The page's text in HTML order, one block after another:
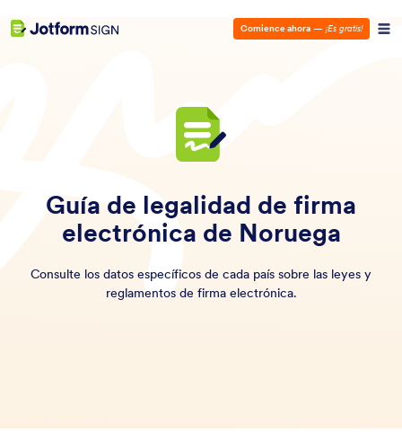
Comience ahora — ¡Es gratis!
Guía de legalidad de firma
electrónica de Noruega
Consulte los datos específicos de cada país sobre las leyes y
reglamentos de firma electrónica.